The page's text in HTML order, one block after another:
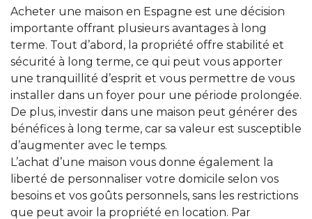
Acheter une maison en Espagne est une décision
importante offrant plusieurs avantages à long
terme. Tout d’abord, la propriété offre stabilité et
sécurité à long terme, ce qui peut vous apporter
une tranquillité d’esprit et vous permettre de vous
installer dans un foyer pour une période prolongée.
De plus, investir dans une maison peut générer des
bénéfices à long terme, car sa valeur est susceptible
d’augmenter avec le temps.
L’achat d’une maison vous donne également la
liberté de personnaliser votre domicile selon vos
besoins et vos goûts personnels, sans les restrictions
que peut avoir la propriété en location. Par